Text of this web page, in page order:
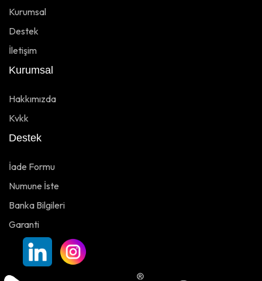
Kurumsal
Destek
İletişim
Kurumsal
Hakkımızda
Kvkk
Destek
İade Formu
Numune İste
Banka Bilgileri
Garanti